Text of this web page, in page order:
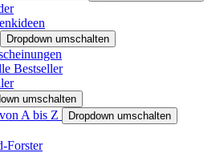
Dropdown umschalten
Bestseller
umschalten
A bis Z Dropdown umschalten
Forster